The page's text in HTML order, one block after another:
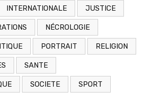
INTERNATIONALE JUSTICE
NÉCROLOGIE
PORTRAIT RELIGION
SANTE
SOCIETE SPORT